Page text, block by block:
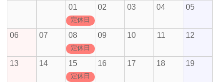
01
定休日
02 03 04 05
06 07 08
定休日
09 10 11 12
13 14 15
定休日
16 17 18 19